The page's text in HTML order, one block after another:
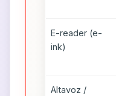
E-reader (e-
ink)
Altavoz /